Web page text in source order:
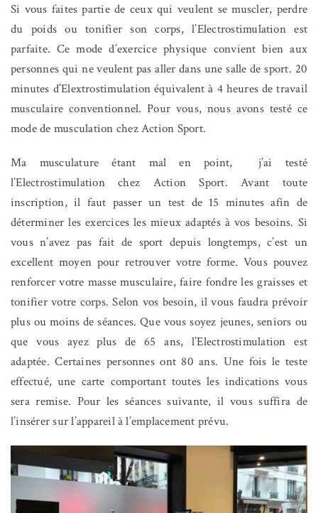
Si vous faites partie de ceux qui veulent se muscler, perdre
du poids ou tonifier son corps, l’Electrostimulation est
parfaite. Ce mode d’exercice physique convient bien aux
personnes qui ne veulent pas aller dans une salle de sport. 20
minutes d’Elextrostimulation équivalent à 4 heures de travail
musculaire conventionnel. Pour vous, nous avons testé ce
mode de musculation chez Action Sport.
Ma musculature étant mal en point, j’ai testé
l’Electrostimulation chez Action Sport. Avant toute
inscription, il faut passer un test de 15 minutes afin de
déterminer les exercices les mieux adaptés à vos besoins. Si
vous n’avez pas fait de sport depuis longtemps, c’est un
excellent moyen pour retrouver votre forme. Vous pouvez
renforcer votre masse musculaire, faire fondre les graisses et
tonifier votre corps. Selon vos besoin, il vous faudra prévoir
plus ou moins de séances. Que vous soyez jeunes, seniors ou
que vous ayez plus de 65 ans, l’Electrostimulation est
adaptée. Certaines personnes ont 80 ans. Une fois le teste
effectué, une carte comportant toutes les indications vous
sera remise. Pour les séances suivante, il vous suffira de
l’insérer sur l’appareil à l’emplacement prévu.